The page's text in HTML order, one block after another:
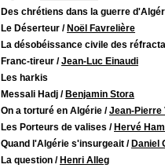
Des chrétiens dans la guerre
Le Déserteur / Noël Favrelière
La désobéissance civile des
Franc-tireur /Jean-Luc Einaudi
Les harkis
Messali Hadj / Benjamin Stora
On a torturé en Algérie /Jean-Pierre
Les Porteurs de valises / Hervé
Quand l'Algérie s'insurgeait / Daniel
La question / Henri Alleg